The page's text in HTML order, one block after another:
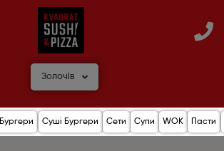
Золочів
Бургери Суші Бургери Сети Супи WOK Пасти